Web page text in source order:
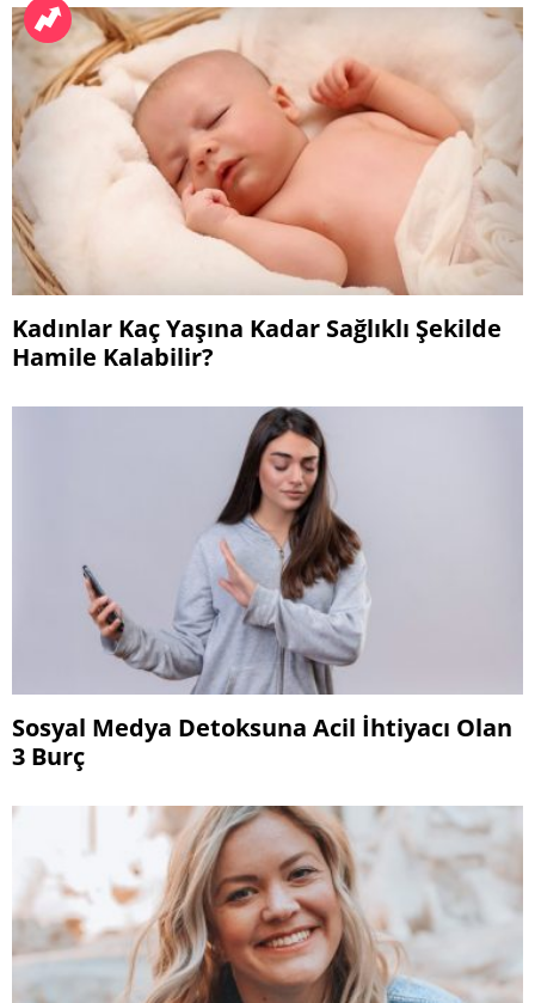
Kadınlar Kaç Yaşına Kadar Sağlıklı Şekilde
Hamile Kalabilir?
Sosyal Medya Detoksuna Acil İhtiyacı Olan
3 Burç